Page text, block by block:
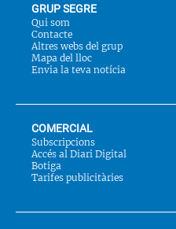
GRUP SEGRE
Qui som
Contacte
Altres webs del grup
Mapa del lloc
Envia la teva notícia
COMERCIAL
Subscripcions
Accés al Diari Digital
Botiga
Tarifes publicitàries